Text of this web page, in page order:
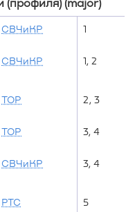
СВЧиКР 1
СВЧиКР 1, 2
ТОР 2, 3
ТОР 3, 4
СВЧиКР 3, 4
РТС 5